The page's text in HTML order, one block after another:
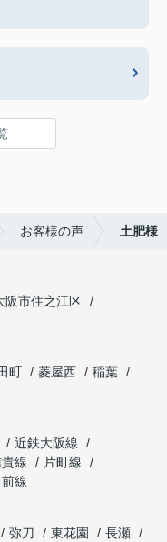
お客様の声 土肥様
阪市住之江区
町 菱屋西
稲葉
近鉄大阪線
線
片町線
線
弥刀 東花園
長瀬